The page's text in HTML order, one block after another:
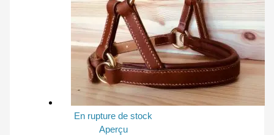
En rupture de stock
Aperçu